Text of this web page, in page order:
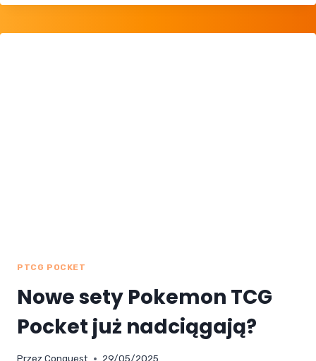
BLACK
I WHITE
PTCG POCKET
Nowe sety Pokemon TCG
Pocket już nadciągają?
Przez Conquest 29/05/2025